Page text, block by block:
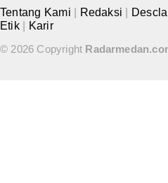
Tentang Kami Redaksi
Etik
Karir
© 2026 Copyright